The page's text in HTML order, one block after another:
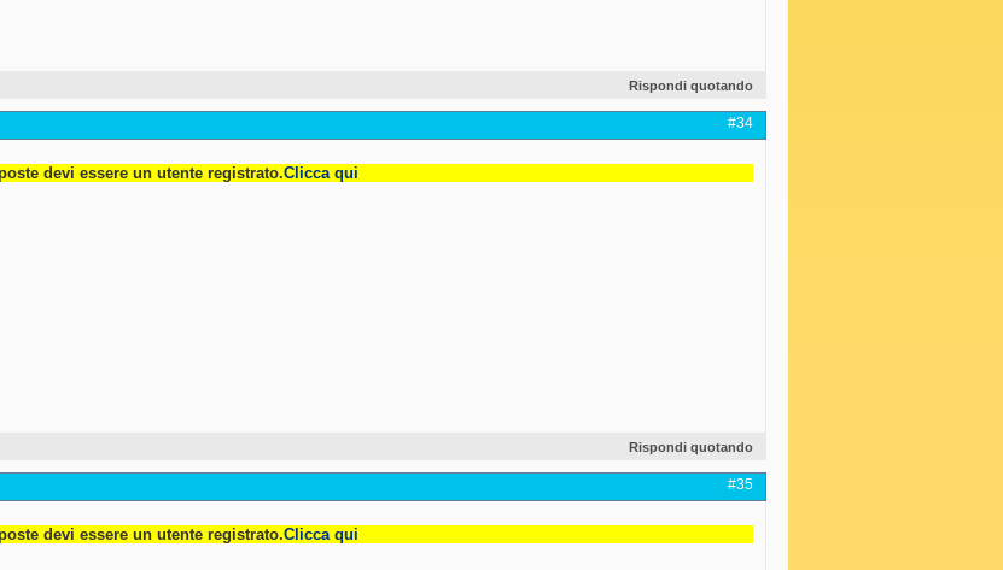
Rispondi quotando
#34
devi essere un utente registrato.Clicca qui
Rispondi quotando
#35
devi essere un utente registrato.Clicca qui